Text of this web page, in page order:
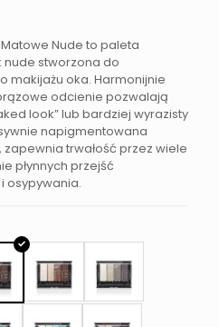
Nude to paleta
stworzona do
makijażu oka. Harmonijnie
odcienie pozwalają
look” lub bardziej wyrazisty
napigmentowana
zapewnia trwałość przez wiele
płynnych przejść
osypywania.